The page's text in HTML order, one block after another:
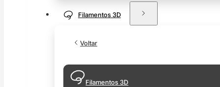
Filamentos 3D
Voltar
Filamentos 3D